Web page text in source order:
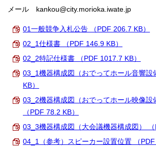
メール kankou@city.morioka.iwate.jp
01一般競争入札公告 （PDF 206.7 KB）
02_1仕様書 （PDF 146.9 KB）
02_2特記仕様書 （PDF 1017.7 KB）
03_1機器構成図（おでってホール音響設
KB）
03_2機器構成図（おでってホール映像設
（PDF 78.2 KB）
03_3機器構成図（大会議機器構成図） （
04_1（参考）スピーカー設置位置 （PDF